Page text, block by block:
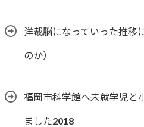
洋裁脳になっていった推移
のか）
福岡市科学館へ未就学児と
ました2018